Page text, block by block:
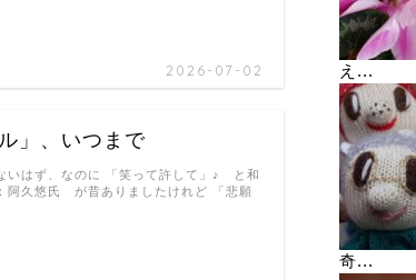
2026-07-02
」、いつまで
いはず、なのに 「笑って許して」♪ と和
阿久悠氏 が昔ありましたけれど 「悲願
え...
奇...